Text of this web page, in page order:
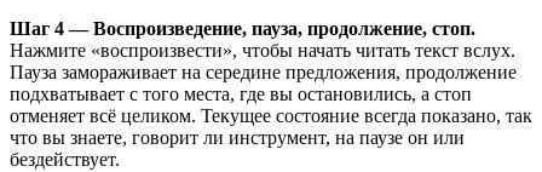
Шаг 4 — Воспроизведение, пауза, продолжение, стоп.
Нажмите «воспроизвести», чтобы начать читать текст вслух.
Пауза замораживает на середине предложения, продолжение
подхватывает с того места, где вы остановились, а стоп
отменяет всё целиком. Текущее состояние всегда показано, так
что вы знаете, говорит ли инструмент, на паузе он или
бездействует.